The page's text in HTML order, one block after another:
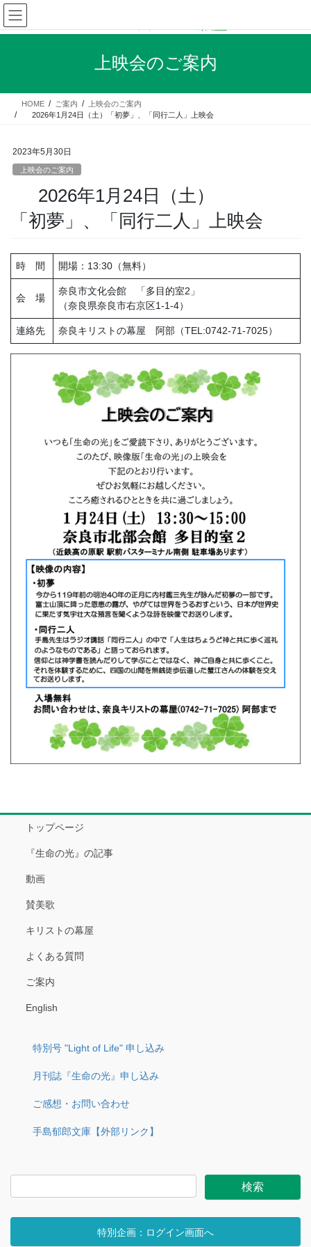
コ
ン
テ
ス
ナ
ビ
ゲ
ン
上映会のご案内
HOME ご案内
上映会のご案内
2026年1月24日（土）「初夢」、「同行二人」上映会
2023年5月30日
上映会のご案内
2026年1月24日（土）
「初夢」、「同行二人」上映会
時 間 開場：13:30（無料）
会 場
奈良市文化会館 「多目的室2」
（奈良県奈良市右京区1-1-4）
連絡先 奈良キリストの幕屋 阿部（TEL:0742-71-7025）
トップページ
『生命の光』の記事
動画
賛美歌
キリストの幕屋
よくある質問
ご案内
English
特別号 "Light of Life" 申し込み
月刊誌『生命の光』申し込み
ご感想・お問い合わせ
手島郁郎文庫【外部リンク】
特別企画：ログイン画面へ